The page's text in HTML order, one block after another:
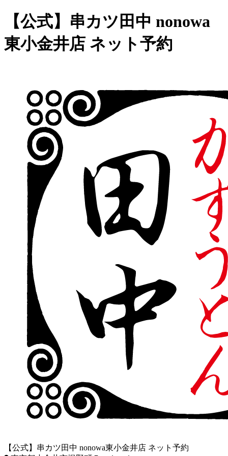
【公式】串カツ田中 nonowa
東小金井店 ネット予約
【公式】串カツ田中 nonowa東小金井店 ネット予約